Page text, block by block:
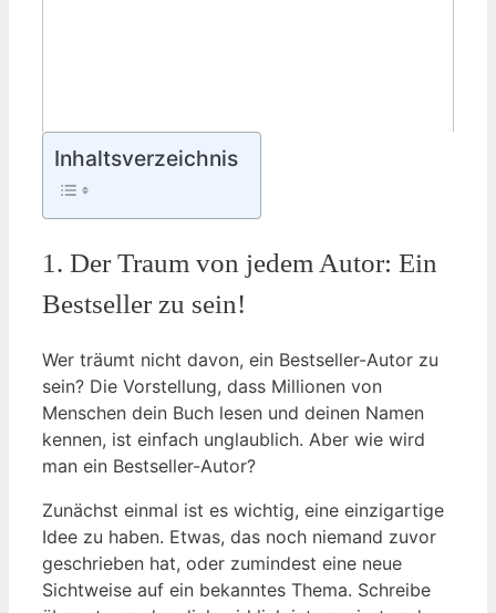
Inhaltsverzeichnis
1. Der Traum von jedem Autor: Ein
Bestseller zu sein!
Wer träumt nicht davon, ein Bestseller-Autor zu
sein? Die Vorstellung, dass Millionen von
Menschen dein Buch lesen und deinen Namen
kennen, ist einfach unglaublich. Aber wie wird
man ein Bestseller-Autor?
Zunächst einmal ist es wichtig, eine einzigartige
Idee zu haben. Etwas, das noch niemand zuvor
geschrieben hat, oder zumindest eine neue
Sichtweise auf ein bekanntes Thema. Schreibe